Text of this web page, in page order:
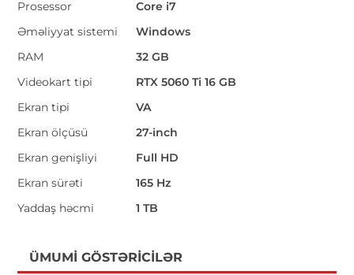
Prosessor
Core i7
Əməliyyat sistemi
Windows
RAM
32 GB
Videokart tipi
RTX 5060 Ti 16 GB
Ekran tipi
VA
Ekran ölçüsü
27-inch
Ekran genişliyi
Full HD
Ekran sürəti
165 Hz
Yaddaş həcmi
1 TB
ÜMUMI GÖSTƏRICILƏR